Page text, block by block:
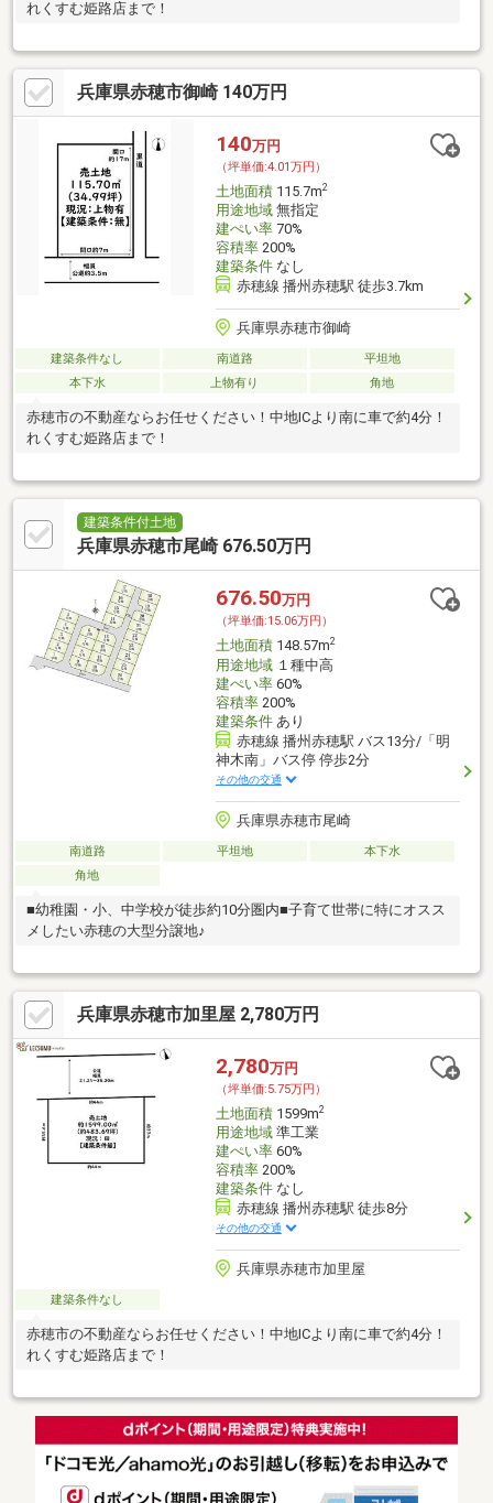
れくすむ姫路店まで！
兵庫県赤穂市御崎 140万円
140万円
（坪単価:4.01万円）
土地面積115.7m2
用途地域無指定
建ぺい率70%
容積率200%
建築条件なし
赤穂線 播州赤穂駅 徒歩3.7km
兵庫県赤穂市御崎
建築条件なし 南道路
平坦地
本下水
上物有り 角地
赤穂市の不動産ならお任せください！中地ICより南に車で約4分！
れくすむ姫路店まで！
建築条件付土地
兵庫県赤穂市尾崎 676.50万円
676.50万円
（坪単価:15.06万円）
土地面積148.57m2
用途地域１種中高
建ぺい率60%
容積率200%
建築条件あり
赤穂線 播州赤穂駅 バス13分/「明
神木南」バス停 停歩2分
その他の交通
兵庫県赤穂市尾崎
南道路 平坦地
本下水
角地
■幼稚園・小、中学校が徒歩約10分圏内■子育て世帯に特にオスス
メしたい赤穂の大型分譲地♪
兵庫県赤穂市加里屋 2,780万円
2,780万円
（坪単価:5.75万円）
土地面積1599m2
用途地域準工業
建ぺい率60%
容積率200%
建築条件なし
赤穂線 播州赤穂駅 徒歩8分
その他の交通
兵庫県赤穂市加里屋
建築条件なし
赤穂市の不動産ならお任せください！中地ICより南に車で約4分！
れくすむ姫路店まで！